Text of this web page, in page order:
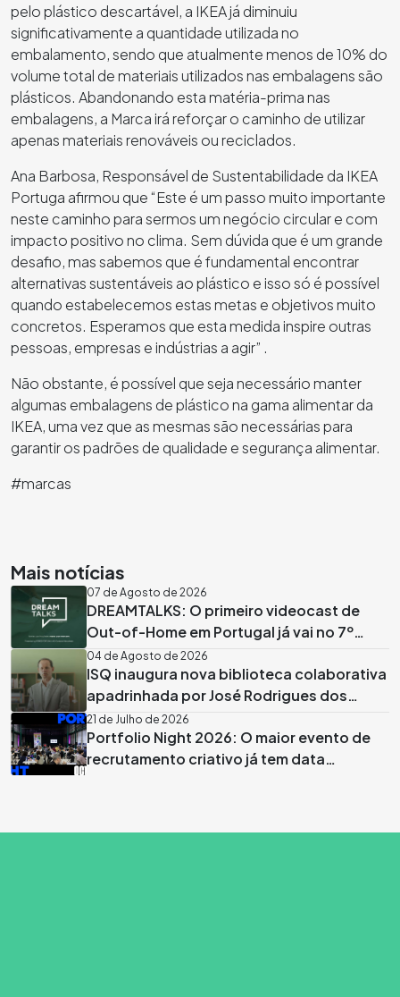
pelo plástico descartável, a IKEA já diminuiu
significativamente a quantidade utilizada no
embalamento, sendo que atualmente menos de 10% do
volume total de materiais utilizados nas embalagens são
plásticos. Abandonando esta matéria-prima nas
embalagens, a Marca irá reforçar o caminho de utilizar
apenas materiais renováveis ou reciclados.
Ana Barbosa, Responsável de Sustentabilidade da IKEA
Portuga afirmou que“Este é um passo muito importante
neste caminho para sermos um negócio circular e com
impacto positivo no clima. Sem dúvida que é um grande
desafio, mas sabemos que é fundamental encontrar
alternativas sustentáveis ao plástico e isso só é possível
quando estabelecemos estas metas e objetivos muito
concretos. Esperamos que esta medida inspire outras
pessoas, empresas e indústrias a agir” .
Não obstante, é possível que seja necessário manter
algumas embalagens de plástico na gama alimentar da
IKEA, uma vez que as mesmas são necessárias para
garantir os padrões de qualidade e segurança alimentar.
#marcas
Mais notícias
07 de Agosto de 2026
DREAMTALKS: O primeiro videocast de
Out-of-Home em Portugal já vai no 7º
episódio
04 de Agosto de 2026
ISQ inaugura nova biblioteca colaborativa
apadrinhada por José Rodrigues dos
Santos
21 de Julho de 2026
Portfolio Night 2026: O maior evento de
recrutamento criativo já tem data